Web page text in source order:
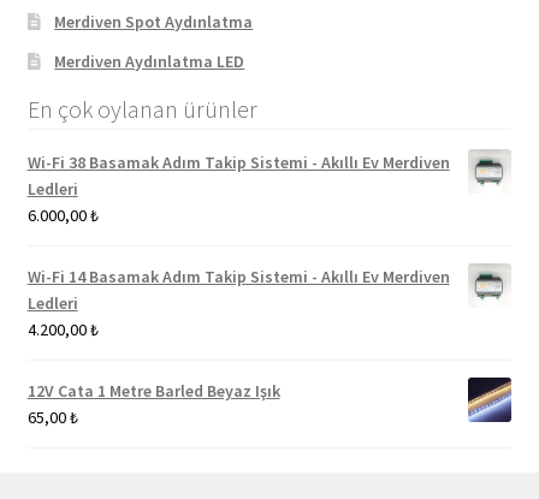
Merdiven Spot Aydınlatma
Merdiven Aydınlatma LED
En çok oylanan ürünler
Wi-Fi 38 Basamak Adım Takip Sistemi - Akıllı Ev Merdiven
Ledleri
6.000,00₺
Wi-Fi 14 Basamak Adım Takip Sistemi - Akıllı Ev Merdiven
Ledleri
4.200,00₺
12V Cata 1 Metre Barled Beyaz Işık
65,00₺